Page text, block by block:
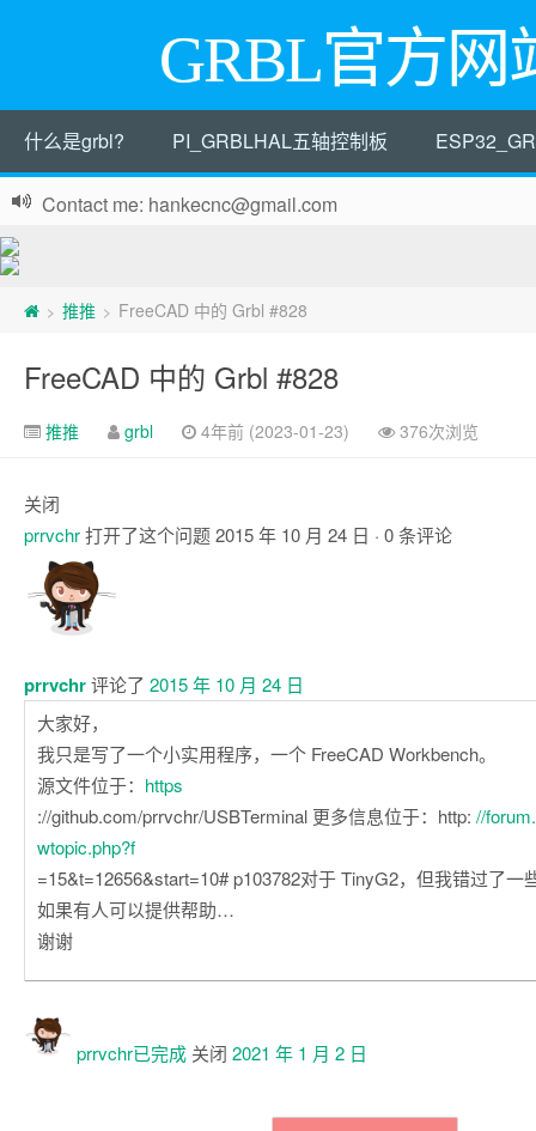
GRBL官方网
什么是grbl? PI_GRBLHAL五轴控制板
Contact me: hankecnc@gmail.com
> 推推 > FreeCAD 中的 Grbl #828
FreeCAD 中的 Grbl #828
推推 grbl 4年前 (2023-01-23) 376次浏览
关闭
prrvchr打开了这个问题2015 年 10 月 24 日 · 0 条评论
注
prrvchr评论了 2015 年 10 月 24 日
大家好，
我只是写了一个小实用程序，一个 FreeCAD Workbench。
源文件位于： https
://github.com/prrvchr/USBTerminal 更多信息位于：http: //
wtopic.php?f
=15&t=12656&start=10# p103782对于 TinyG2，但我错过了一
如果有人可以提供帮助…
谢谢
prrvchr已完成 关闭 2021 年 1 月 2 日